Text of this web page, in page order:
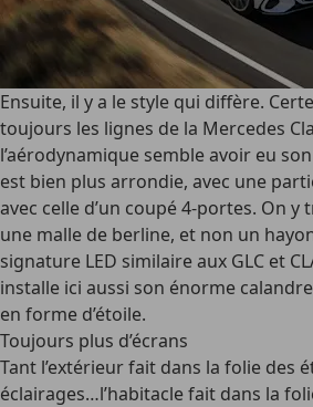
Ensuite, il y a le style qui diffère.
toujours les lignes de la Mercedes
l’aérodynamique semble avoir eu
est bien plus arrondie, avec une
avec celle d’un coupé 4-portes. On
une malle de berline, et non un
signature LED similaire aux GLC et
installe ici aussi son énorme
en forme d’étoile.
Toujours plus d’écrans
Tant l’extérieur fait dans la folie des
éclairages…l’habitacle fait dans la